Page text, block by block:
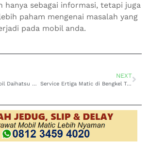
hanya sebagai informasi, tetapi juga
paham mengenai masalah yang
pada mobil anda.
Alamat Bengkel Mobil Daihatsu Sigra Matic di Jakarta Utara Harga Ekonomis
NEXT
Service Ertiga Matic di Bengkel Terbaik Dengan Pelayanan Teknisi Spesialis